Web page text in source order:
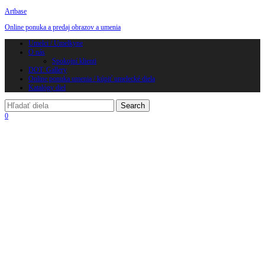
Artbase
Online ponuka a predaj obrazov a umenia
Toggle
navigation
Umelci / Umelkyne
O nás
Spokojní klienti
DOT. Gallery
Online ponuka umenia / kúpiť umelecké diela
Katalógy diel
0